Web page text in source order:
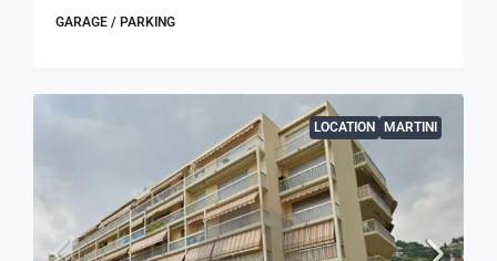
GARAGE / PARKING
LOCATION MARTINI